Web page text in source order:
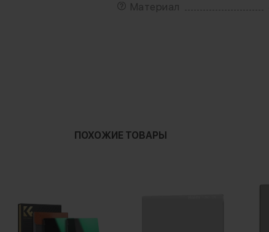
Материал
ПОХОЖИЕ ТОВАРЫ